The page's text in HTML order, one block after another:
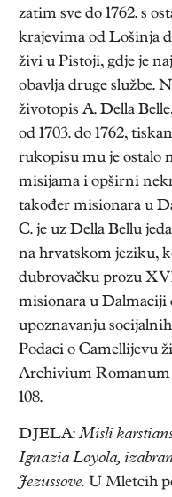
zatim sve do 1762. s
krajevima od Lošinja
živi u Pistoji, gdje je
obavlja druge službe.
životopis A. Della
od 1703. do 1762,
rukopisu mu je ostalo
misijama i opširni
također misionara u
C. je uz Della Bellu
na hrvatskom jeziku,
dubrovačku prozu
misionara u Dalmaciji
upoznavanju
Podaci o Camellijevu
Archivium Romanum
108.
DJELA:Misli
Ignazia Loyola,
Jezussove. U Mletcih